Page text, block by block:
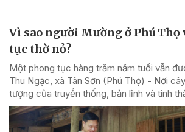
Vì sao người Mường ở Phú
tục thờ nỏ?
Một phong tục hàng trăm năm tuổi vẫn
Thu Ngạc, xã Tân Sơn (Phú Thọ) - Nơi
tượng của truyền thống, bản lĩnh và tinh